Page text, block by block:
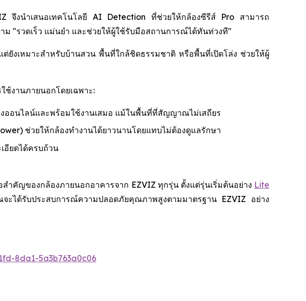
จึงนำเสนอเทคโนโลยี AI Detection ที่ช่วยให้กล้องซีรีส์ Pro สามารถ
ม "รวดเร็ว แม่นยำ และช่วยให้ผู้ใช้รับมือสถานการณ์ได้ทันท่วงที"
ยังเหมาะสำหรับบ้านสวน พื้นที่ใกล้ชิดธรรมชาติ หรือพื้นที่เปิดโล่ง ช่วยให้ผู้
ช้งานภายนอกโดยเฉพาะ:
งออนไลน์และพร้อมใช้งานเสมอ แม้ในพื้นที่ที่สัญญาณไม่เสถียร
ช่วยให้กล้องทำงานได้ยาวนานโดยแทบไม่ต้องดูแลรักษา
อียดได้ครบถ้วน
ำคัญของกล้องภายนอกอาคารจาก EZVIZ ทุกรุ่น ตั้งแต่รุ่นเริ่มต้นอย่าง Lite
จะได้รับประสบการณ์ความปลอดภัยคุณภาพสูงตามมาตรฐาน EZVIZ อย่าง
8da1-5a3b763a0c06